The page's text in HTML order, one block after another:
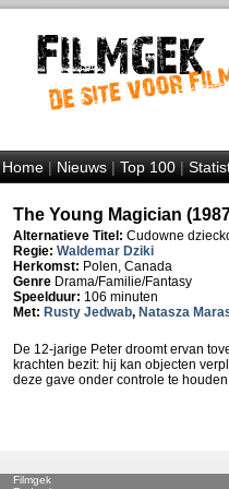
Home|Nieuws|Top 100|
The Young Magician
Alternatieve Titel: Cudowne
Regie: Waldemar Dziki
Herkomst: Polen, Canada
Genre Drama/Familie/Fantasy
Speelduur: 106 minuten
Met: Rusty Jedwab, Natasza
De 12-jarige Peter droomt ervan
krachten bezit: hij kan objecten
deze gave onder controle te houden
Filmgek